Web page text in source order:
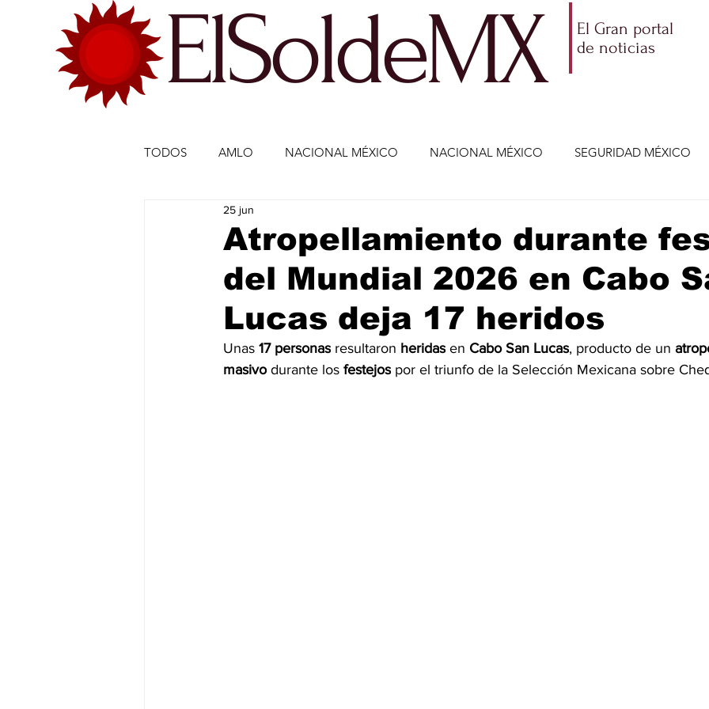
ElSoldeMX
El Gran portal
de noticias
TODOS AMLO NACIONAL MÉXICO NACIONAL MÉXICO SEGURIDAD MÉXICO
ECONOMÍA MÉXICO
DEPORTES DEPORTES CIENCIA Y TECNOLOGÍA ENTRETENIMIENTO VIDA
ESTADOS-POLÍTICA ENTRETENIMIENTO JALISCO-ENRIQUE ALFARO JALISCO-
Atropellamiento durante
del Mundial 2026 en Cabo
Lucas deja 17 heridos
25 jun
Unas 17 personas resultaron heridas en Cabo San Lucas, producto de un
masivo durante los festejos por el triunfo de la Selección Mexicana sobre